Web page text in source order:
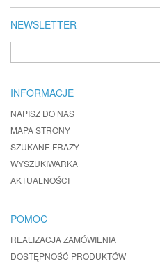
NEWSLETTER
INFORMACJE
NAPISZ DO NAS
MAPA STRONY
SZUKANE FRAZY
WYSZUKIWARKA
AKTUALNOŚCI
POMOC
REALIZACJA ZAMÓWIENIA
DOSTĘPNOŚĆ PRODUKTÓW